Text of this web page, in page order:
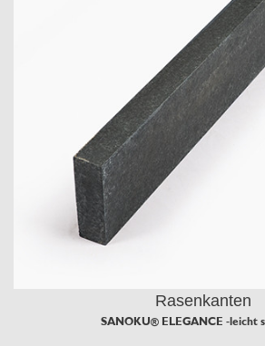
Rasenkanten
SANOKU® ELEGANCE -leicht